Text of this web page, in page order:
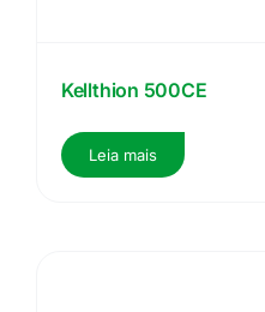
Kellthion 500CE
Leia mais